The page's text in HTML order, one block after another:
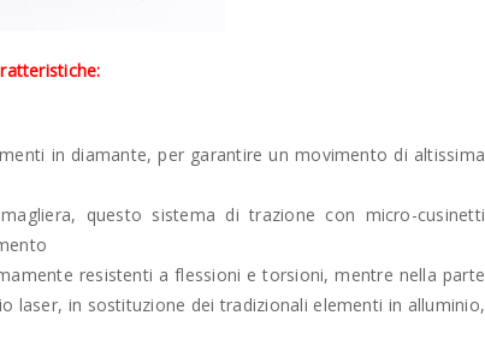
in diamante, per garantire un movimento di altissima
questo sistema di trazione con micro-cusinetti
resistenti a flessioni e torsioni, mentre nella parte
laser, in sostituzione dei tradizionali elementi in alluminio,